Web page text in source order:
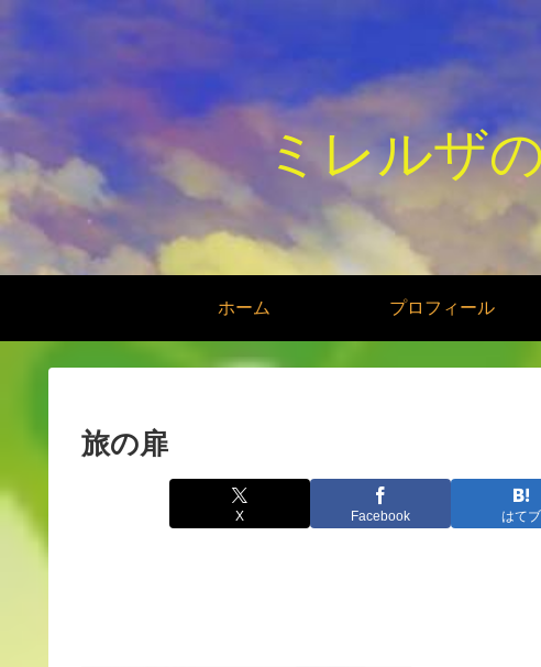
ミレルザ
ホーム プロフィール
旅の扉
X Facebook はてブ